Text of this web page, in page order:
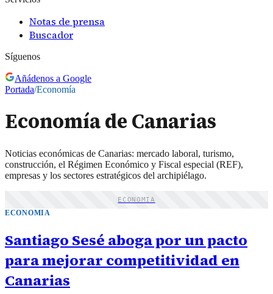
Notas de prensa
Buscador
Síguenos
Añádenos a Google
Portada/Economía
Economía de Canarias
Noticias económicas de Canarias: mercado laboral, turismo,
construcción, el Régimen Económico y Fiscal especial (REF),
empresas y los sectores estratégicos del archipiélago.
ECONOMIA
ECONOMIA
Santiago Sesé aboga por un pacto
para mejorar competitividad en
Canarias